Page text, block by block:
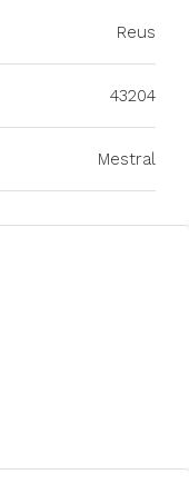
Reus
43204
Mestral